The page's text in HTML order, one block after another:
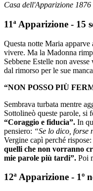
Casa dell'Apparizione 1876
11ª Apparizione - 15
Questa notte Maria
vivere. Ma la Madonna
Sebbene Estelle non
dal rimorso per le sue
“NON POSSO PIÙ
Sembrava turbata mentre
Sottolineò queste parole, si
“Coraggio e fiducia”. In
pensiero: “Se lo dico, forse
Vergine capì perché rispose:
quelli che non vorranno
mie parole più tardi”. Poi
12ª Apparizione - 1º